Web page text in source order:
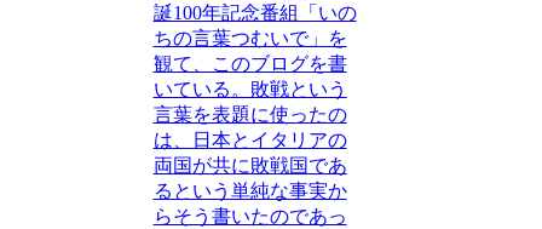
誕100年記念番組「いの
ちの言葉つむいで」を
観て、このブログを書
いている。敗戦という
言葉を表題に使ったの
は、日本とイタリアの
両国が共に敗戦国であ
るという単純な事実か
らそう書いたのであっ